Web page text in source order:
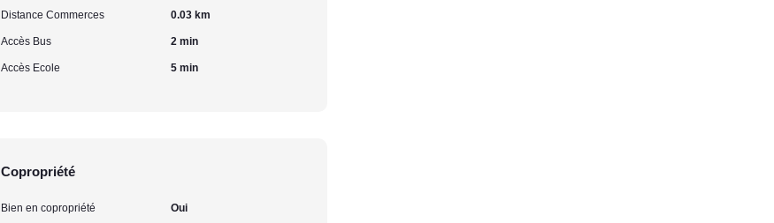
Distance Commerces 0.03 km
Accès Bus 2 min
Accès Ecole 5 min
Copropriété
Bien en copropriété Oui